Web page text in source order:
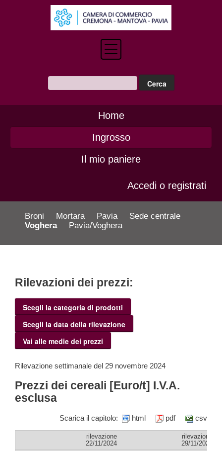
Home
Ingrosso
Il mio paniere
Accedi o registrati
Broni Mortara Pavia
Sede centrale
Voghera
Pavia/Voghera
Rilevazioni dei prezzi:
Scegli la categoria di prodotti
Scegli la data della rilevazione
Vai alle medie dei prezzi
Rilevazione settimanale del 29 novembre 2024
Prezzi dei cereali [Euro/t] I.V.A.
esclusa
Scarica il capitolo: html pdf csv
rilevazione
22/11/2024
rilevazione
29/11/2024